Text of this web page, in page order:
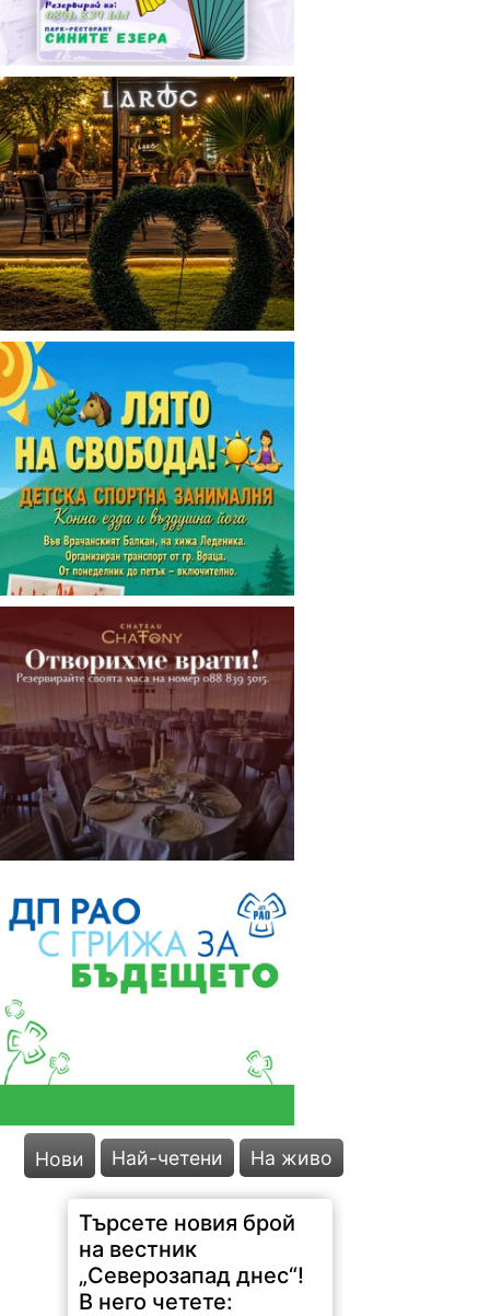
Нови Най-четени На живо
Търсете новия брой
на вестник
„Северозапад днес“!
В него четете: